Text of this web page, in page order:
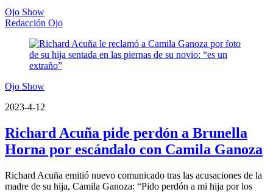
Ojo Show
Redacción Ojo
Ojo Show
2023-4-12
Richard Acuña pide perdón a Brunella
Horna por escándalo con Camila Ganoza
Richard Acuña emitió nuevo comunicado tras las acusaciones de la
madre de su hija, Camila Ganoza: “Pido perdón a mi hija por los